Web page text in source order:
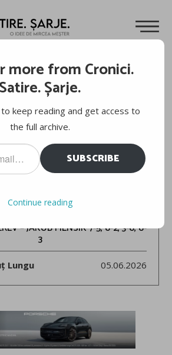
GARROS 2026
– JAKUB MENSIK 7-5, 6-2, 3-6, 6-
3
Lungu 05.06.2026
more from Cronici.
Satire. Șarje.
keep reading and get access to
the full archive.
SUBSCRIBE
Continue reading